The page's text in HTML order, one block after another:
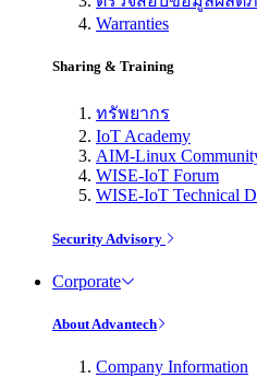
Warranties
Sharing & Training
ทรัพยากร
IoT Academy
AIM-Linux
WISE-IoT Forum
WISE-IoT Technical
Security Advisory
Corporate
About Advantech
Company Information